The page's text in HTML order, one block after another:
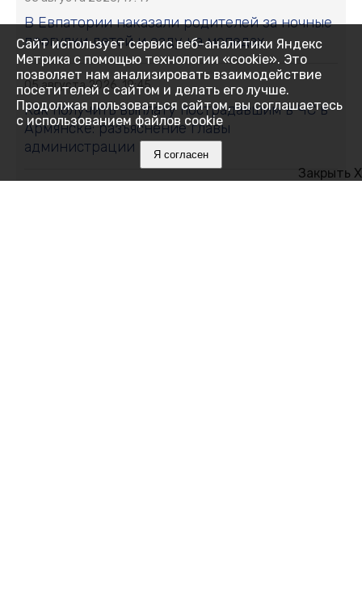
В Евпатории наказали родителей за ночные
прогулки детей и езду на мопедах
05 августа 2026, 19:45
Как получить выплату пострадавшим в ЧС в
Армянске: разъяснение главы
администрации города
Закрыть X
Сайт использует сервис веб-аналитики Яндекс
Метрика с помощью технологии «cookie». Это
позволяет нам анализировать взаимодействие
посетителей с сайтом и делать его лучше.
Продолжая пользоваться сайтом, вы соглашаетесь
с использованием файлов cookie
Я согласен